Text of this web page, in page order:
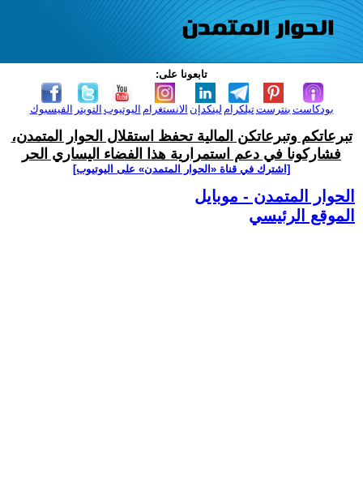
تابعونا على:
الفيسبوك التويتر اليوتيوب الانستغرام لينكدإن تيلكرامبنترست بودكاست
تبرعاتكم وتبرعاتكن المالية تحفظ استقلال الحوار المتمدن،
فشاركونا في دعم استمرارية هذا الفضاء اليساري الحر
[اشترك في قناة ‫«الحوار المتمدن» على اليوتيوب]
الحوار المتمدن - موبايل
الموقع الرئيسي